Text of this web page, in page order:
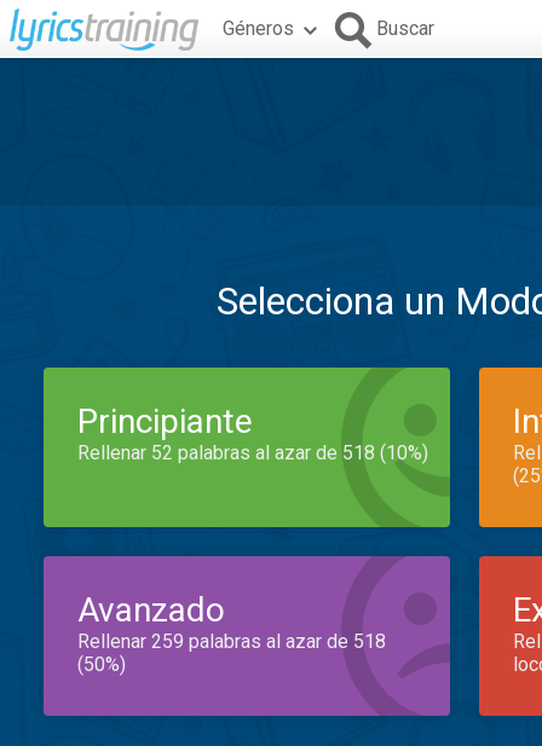
Géneros Buscar
Selecciona un
Principiante
Rellenar 52 palabras al azar de 518 (10%)
Avanzado
Rellenar 259 palabras al azar de 518
(50%)